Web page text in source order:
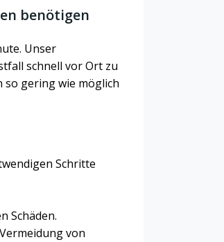
benötigen
Unser
schnell vor Ort zu
so gering wie möglich
Schritte
Schäden.
von